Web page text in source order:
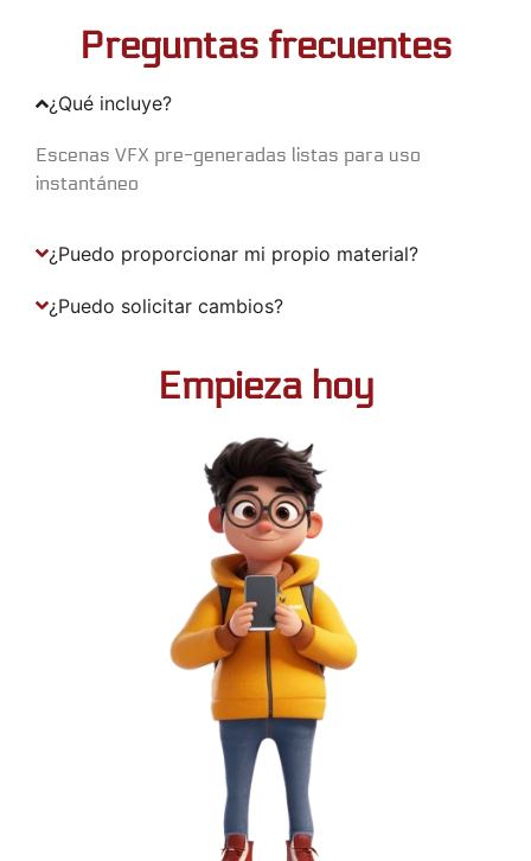
Preguntas frecuentes
¿Qué incluye?
Escenas VFX pre-generadas listas para uso
instantáneo
¿Puedo proporcionar mi propio material?
¿Puedo solicitar cambios?
Empieza hoy